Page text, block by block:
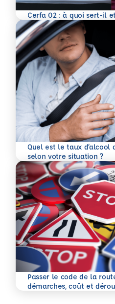
Cerfa 02 : à quoi sert-il
En savoir plus
Quel est le taux d’alcool
selon votre situation ?
En savoir plus
Passer le code de la
démarches, coût et
En savoir plus